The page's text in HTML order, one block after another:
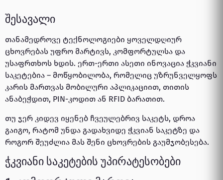
შესავალი
თანამედროვე ტექნოლოგიები ყოველდღიურ
ცხოვრებას უფრო მარტივს, კომფორტულსა და
უსაფრთხოს ხდის. ერთ-ერთი ასეთი ინოვაცია ჭკვიანი
საკეტებია – მოწყობილობა, რომელიც უზრუნველყოფს
კარის მართვას მობილური აპლიკაციით, თითის
ანაბეჭდით, PIN-კოდით ან RFID ბარათით.
თუ ჯერ კიდევ იყენებ ჩვეულებრივ საკეტს, დროა
გაიგო, რატომ უნდა გადახვიდე ჭკვიან საკეტზე და
როგორ შეუძლია მას შენი ცხოვრების გაუმჯობესება.
ჭკვიანი საკეტების უპირატესობები